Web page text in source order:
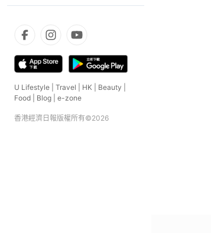
U Lifestyle Travel HK Beauty
Food
Blog e-zone
香港經濟日報版權所有©2026